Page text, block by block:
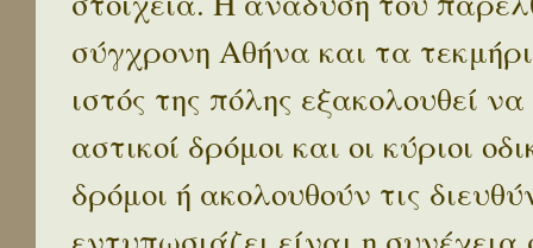
σύγχρονη Αθήνα και τα
ιστός της πόλης εξακολουθεί
αστικοί δρόμοι και οι κύριοι
δρόμοι ή ακολουθούν τις